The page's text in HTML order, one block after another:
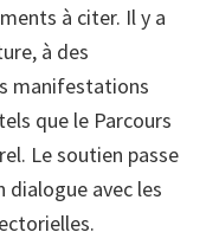
à citer. Il y a
à des
manifestations
que le Parcours
Le soutien passe
dialogue avec les